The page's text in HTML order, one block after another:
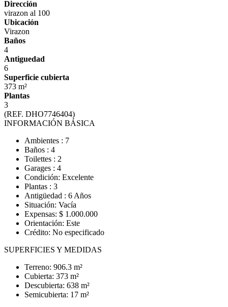
Dirección
virazon al 100
Ubicación
Virazon
Baños
4
Antiguedad
6
Superficie cubierta
373 m²
Plantas
3
(REF. DHO7746404)
INFORMACIÓN BÁSICA
Ambientes : 7
Baños : 4
Toilettes : 2
Garages : 4
Condición: Excelente
Plantas : 3
Antigüedad : 6 Años
Situación: Vacía
Expensas: $ 1.000.000
Orientación: Este
Crédito: No especificado
SUPERFICIES Y MEDIDAS
Terreno: 906.3 m²
Cubierta: 373 m²
Descubierta: 638 m²
Semicubierta: 17 m²